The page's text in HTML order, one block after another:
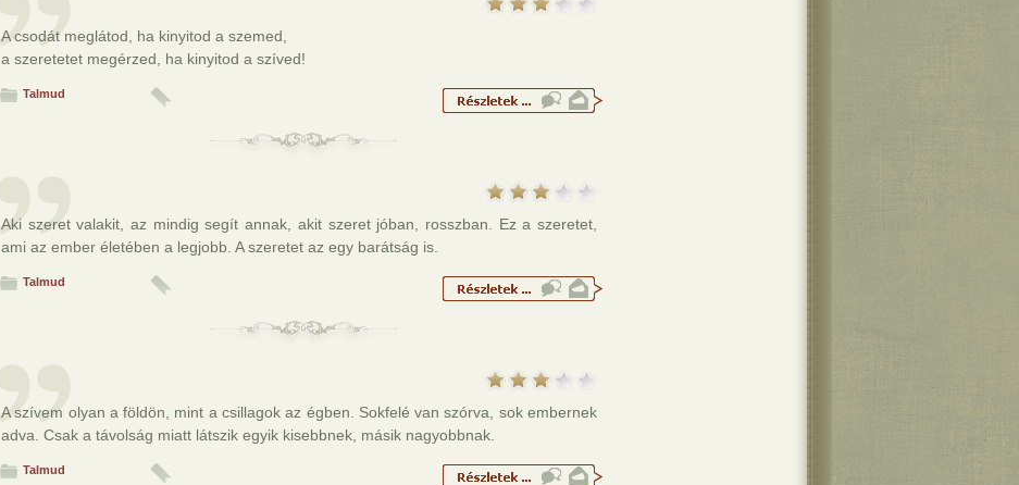
A csodát meglátod, ha kinyitod a szemed,
a szeretetet megérzed, ha kinyitod a szíved!
Talmud
Aki szeret valakit, az mindig segít annak, akit szeret jóban, rosszban. Ez a szeretet,
ami az ember életében a legjobb. A szeretet az egy barátság is.
Talmud
A szívem olyan a földön, mint a csillagok az égben. Sokfelé van szórva, sok embernek
adva. Csak a távolság miatt látszik egyik kisebbnek, másik nagyobbnak.
Talmud